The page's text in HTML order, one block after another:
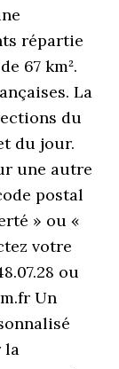
répartie
67 km².
La
du
du jour.
une autre
postal
» ou «
votre
ou
Un
la